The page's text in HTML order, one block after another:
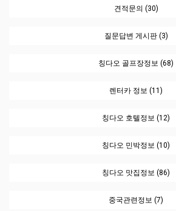
견적문의 (30)
질문답변 게시판 (3)
칭다오 골프장정보 (68)
렌터카 정보 (11)
칭다오 호텔정보 (12)
칭다오 민박정보 (10)
칭다오 맛집정보 (86)
중국관련정보 (7)